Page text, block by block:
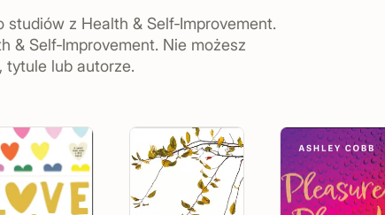
z Health & Self‑Improvement.
& Self‑Improvement. Nie możesz
tytule lub autorze.